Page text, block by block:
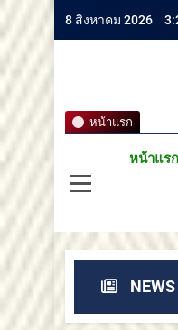
8 สิงหาคม 2026
หน้าแรก
หน้าแรก
NEWS
ศึกษาภาคตะวันออกเฉียงเ